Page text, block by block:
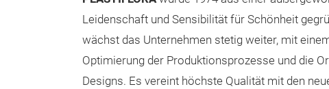
Leidenschaft und Sensibilität für Schönheit
wächst das Unternehmen stetig weiter, mit
Optimierung der Produktionsprozesse und die
Designs. Es vereint höchste Qualität mit den